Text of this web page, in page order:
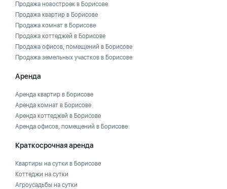
Продажа новостроек в Борисове
Продажа квартир в Борисове
Продажа комнат в Борисове
Продажа коттеджей в Борисове
Продажа офисов, помещений в Борисове
Продажа земельных участков в Борисове
Аренда
Аренда квартир в Борисове
Аренда комнат в Борисове
Аренда коттеджей в Борисове
Аренда офисов, помещений в Борисове
Краткосрочная аренда
Квартиры на сутки в Борисове
Коттеджи на сутки
Агроусадьбы на сутки